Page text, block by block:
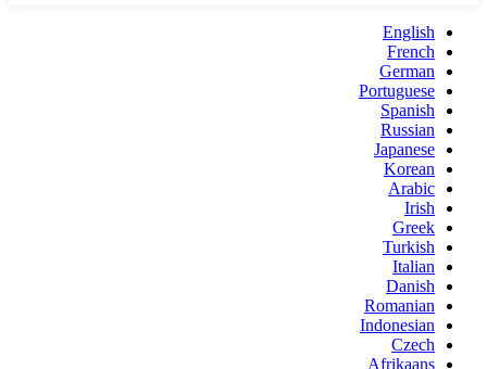
English
French
German
Portuguese
Spanish
Russian
Japanese
Korean
Arabic
Irish
Greek
Turkish
Italian
Danish
Romanian
Indonesian
Czech
Afrikaans